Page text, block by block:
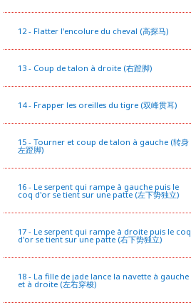
12 - Flatter l'encolure du cheval (高探马)
13 - Coup de talon à droite (右蹬脚)
14 - Frapper les oreilles du tigre (双峰贯耳)
15 - Tourner et coup de talon à gauche (转身
左蹬脚)
16 - Le serpent qui rampe à gauche puis le
coq d'or se tient sur une patte (左下势独立)
17 - Le serpent qui rampe à droite puis le coq
d'or se tient sur une patte (右下势独立)
18 - La fille de jade lance la navette à gauche
et à droite (左右穿梭)